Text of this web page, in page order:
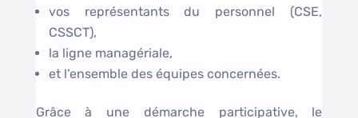
vos représentants du personnel (CSE,
CSSCT),
la ligne managériale,
et l’ensemble des équipes concernées.
Grâce à une démarche participative, le